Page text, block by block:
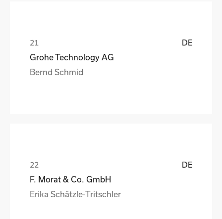
DE
Grohe Technology AG
Bernd Schmid
DE
F. Morat & Co. GmbH
Erika Schätzle-Tritschler